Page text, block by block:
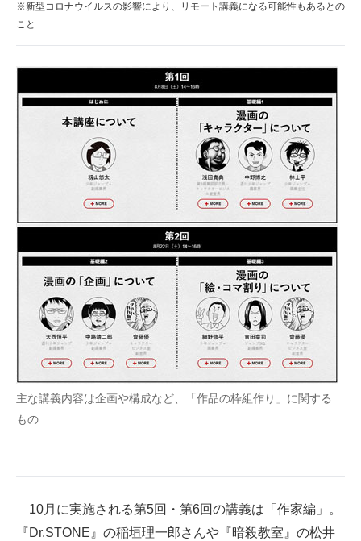
ちょっと気になるネットの話題
※新型コロナウイルスの影響により、リモート講義になる可能性もあるとの
こと
主な講義内容は企画や構成など、「作品の枠組作り」に関する
もの
10月に実施される第5回・第6回の講義は「作家編」。
『Dr.STONE』の稲垣理一郎さんや『暗殺教室』の松井